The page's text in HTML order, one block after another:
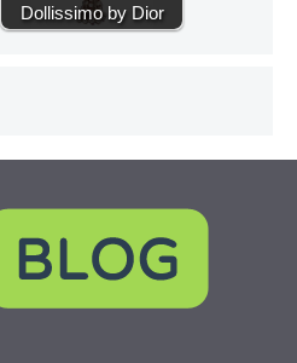
Dollissimo by Dior